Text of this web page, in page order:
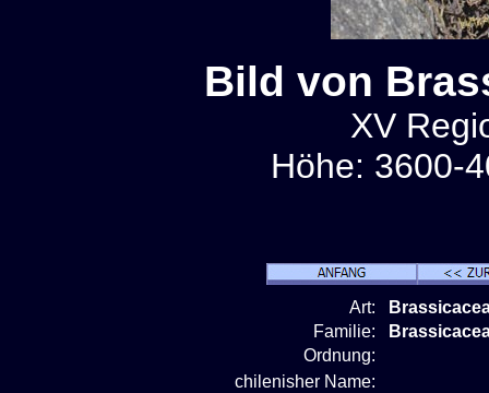
Bild von
XV
Höhe: 3600-
Art:
Familie:
Ordnung:
chilenisher Name: